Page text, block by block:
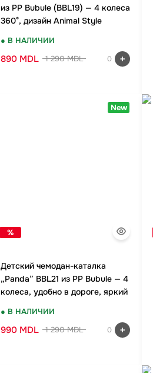
из PP Bubule (BBL19) — 4 колеса
360°, дизайн Animal Style
● В НАЛИЧИИ
890 MDL 1 290 MDL 0
New
%
Детский чемодан-каталка
„Panda” BBL21 из PP Bubule — 4
колеса, удобно в дороге, яркий
● В НАЛИЧИИ
990 MDL 1 290 MDL 0